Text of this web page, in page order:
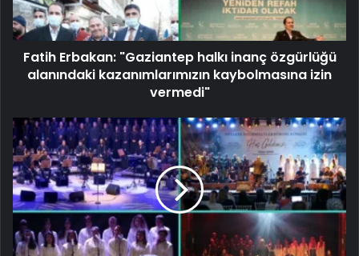
Fatih Erbakan: "Gaziantep halkı inanç özgürlüğü
alanındaki kazanımlarımızın kaybolmasına izin
vermedi"